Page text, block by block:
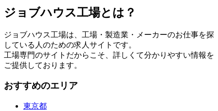
ジョブハウス工場とは？
ジョブハウス工場は、工場・製造業・メーカーのお仕事を探
している人のための求人サイトです。
工場専門のサイトだからこそ、詳しくて分かりやすい情報を
ご提供しております。
おすすめのエリア
東京都